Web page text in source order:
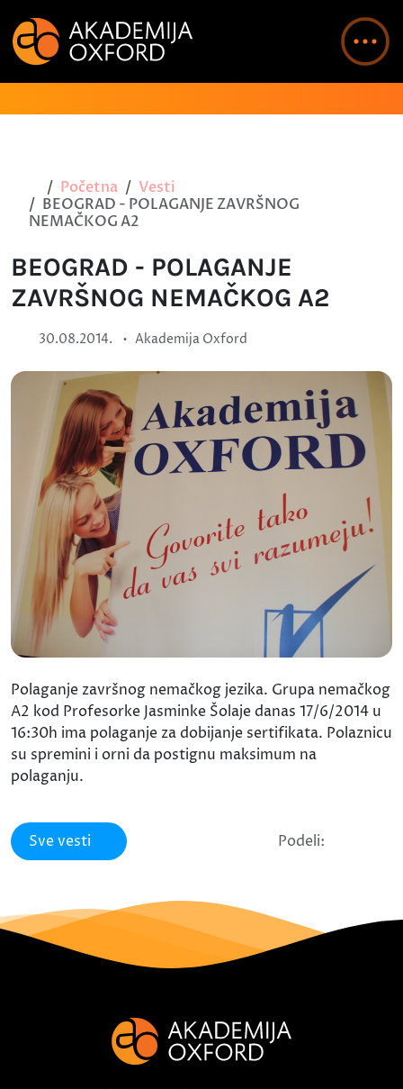
Početna
Vesti
BEOGRAD - POLAGANJE ZAVRŠNOG
NEMAČKOG A2
BEOGRAD - POLAGANJE
ZAVRŠNOG NEMAČKOG A2
30.08.2014. • Akademija Oxford
Polaganje završnog nemačkog jezika. Grupa nemačkog
A2 kod Profesorke Jasminke Šolaje danas 17/6/2014 u
16:30h ima polaganje za dobijanje sertifikata. Polaznicu
su spremini i orni da postignu maksimum na
polaganju.
Sve vesti Podeli: